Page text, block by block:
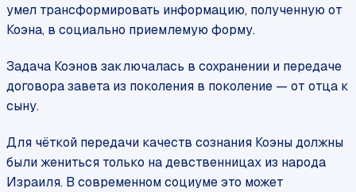
умел трансформировать информацию, полученную от
Коэна, в социально приемлемую форму.
Задача Коэнов заключалась в сохранении и передаче
договора завета из поколения в поколение — от отца к
сыну.
Для чёткой передачи качеств сознания Коэны должны
были жениться только на девственницах из народа
Израиля. В современном социуме это может